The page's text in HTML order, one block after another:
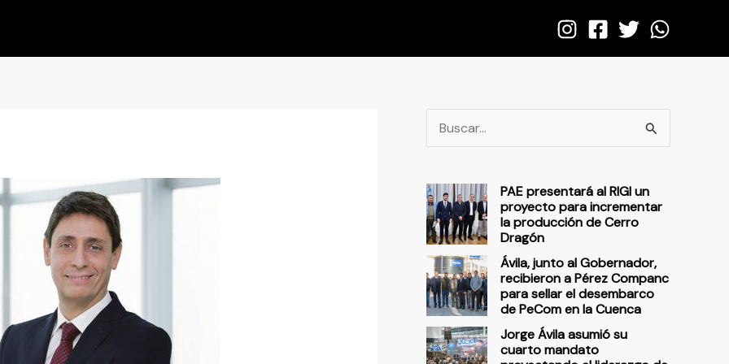
u
c
a
p
o
r
:
PAE presentará al RIGI un
proyecto para incrementar
la producción de Cerro
Dragón
Ávila, junto al Gobernador,
recibieron a Pérez Companc
para sellar el desembarco
de PeCom en la Cuenca
Jorge Ávila asumió su
cuarto mandato